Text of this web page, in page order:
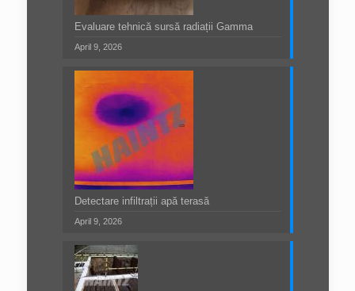
Evaluare tehnică sursă radiații Gamma
April 9, 2026
Detectare infiltrații apă terasă
April 9, 2026